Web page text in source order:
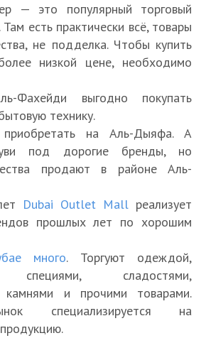
— это популярный торговый
есть практически всё, товары
не подделка. Чтобы купить
низкой цене, необходимо
Фахейди выгодно покупать
технику.
на Аль-Дыяфа. А
под дорогие бренды, но
продают в районе Аль-
Dubai Outlet Mall реализует
прошлых лет по хорошим
много. Торгуют одеждой,
специями, сладостями,
камнями и прочими товарами.
специализируется на